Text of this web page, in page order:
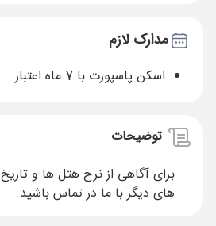
مدارک لازم
اسکن پاسپورت با 7 ماه اعتبار
توضیحات
برای آگاهی از نرخ هتل ها و تاریخ
های دیگر با ما در تماس باشید.